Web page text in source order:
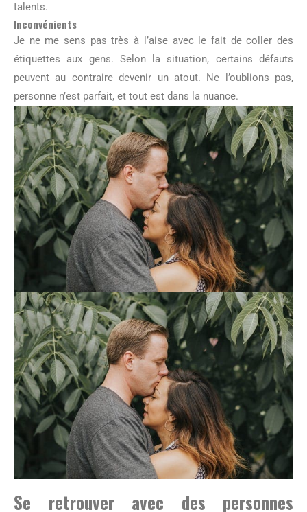
talents.
Inconvénients
Je ne me sens pas très à l’aise avec le fait de coller des
étiquettes aux gens. Selon la situation, certains défauts
peuvent au contraire devenir un atout. Ne l’oublions pas,
personne n’est parfait, et tout est dans la nuance.
Se retrouver avec des personnes